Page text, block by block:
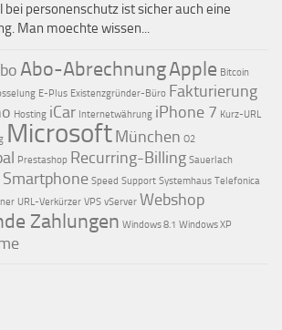
bei personenschutz ist sicher auch eine
Man moechte wissen...
Abo-AbrechnungApple Bitcoin
E-Plus Existenzgründer-Büro Fakturierung
Hosting iCar Internetwährung iPhone 7 Kurz-URL
Microsoft München O2
Prestashop Recurring-Billing Sauerlach
Smartphone Speed Support Systemhaus Telefonica
URL-Verkürzer VPS vServer Webshop
Zahlungen Windows 8.1 Windows XP